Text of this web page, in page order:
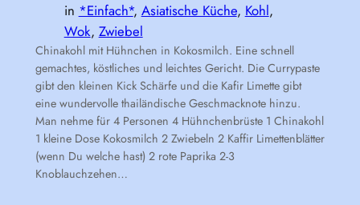
in *Einfach*, Asiatische Küche, Kohl
Wok, Zwiebel
Chinakohl mit Hühnchen in Kokosmilch. Eine schnell
gemachtes, köstliches und leichtes Gericht. Die Currypaste
gibt den kleinen Kick Schärfe und die Kafir Limette gibt
eine wundervolle thailändische Geschmacknote hinzu.
Man nehme für 4 Personen 4 Hühnchenbrüste 1 Chinakohl
1 kleine Dose Kokosmilch 2 Zwiebeln 2 Kaffir Limettenblätter
(wenn Du welche hast) 2 rote Paprika 2-3
Knoblauchzehen…